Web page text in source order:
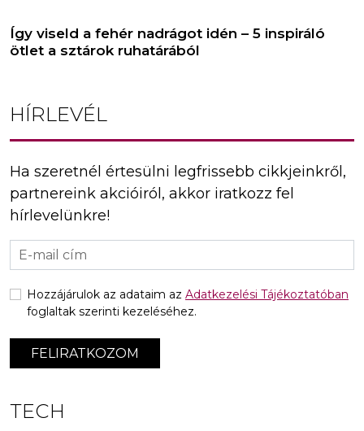
Így viseld a fehér nadrágot idén – 5 inspiráló
ötlet a sztárok ruhatárából
HÍRLEVÉL
Ha szeretnél értesülni legfrissebb cikkjeinkről,
partnereink akcióiról, akkor iratkozz fel
hírlevelünkre!
FELIRATKOZOM
Hozzájárulok az adataim az Adatkezelési Tájékoztatóban
foglaltak szerinti kezeléséhez.
TECH